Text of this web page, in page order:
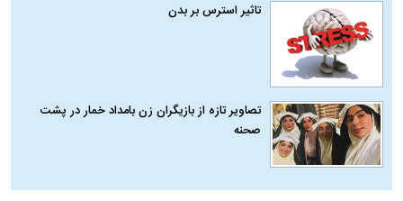
تاثیر استرس بر بدن
تصاویر تازه از بازیگران زن بامداد خمار در پشت
صحنه